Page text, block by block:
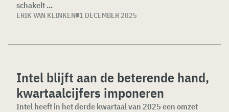
schakelt ...
ERIK VAN KLINKEN 1 DECEMBER 2025
Intel blijft aan de beterende hand,
kwartaalcijfers imponeren
Intel heeft in het derde kwartaal van 2025 een omzet